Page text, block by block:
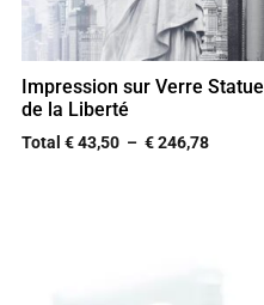
Impression sur Verre Statue
de la Liberté
Total €43,50 – €246,78